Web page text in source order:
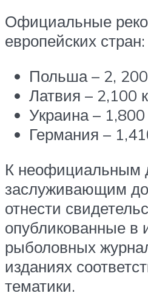
Официальные
европейских стран:
Польша – 2, 200
Латвия – 2,100
Украина – 1,800
Германия –
К неофициальным
заслуживающим
отнести
опубликованные в
рыболовных
изданиях
тематики.